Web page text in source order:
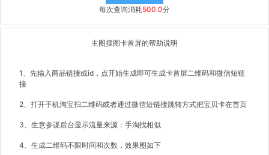
每次查询消耗500.0分
主图搜图卡首屏的帮助说明
1、先输入商品链接或id，点开始生成即可生成卡首屏二维码和微信短链
接
2、打开手机淘宝扫二维码或者通过微信短链接跳转方式把宝贝卡在首页
3、生意参谋后台显示流量来源：手淘找相似
4、生成二维码不限时间和次数，效果图如下